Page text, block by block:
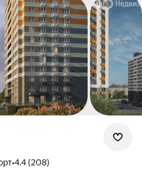
•4.4 (208)